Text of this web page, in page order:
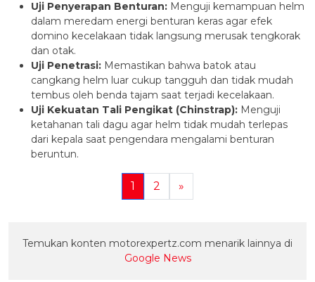
Uji Penyerapan Benturan: Menguji kemampuan helm
dalam meredam energi benturan keras agar efek
domino kecelakaan tidak langsung merusak tengkorak
dan otak.
Uji Penetrasi: Memastikan bahwa batok atau
cangkang helm luar cukup tangguh dan tidak mudah
tembus oleh benda tajam saat terjadi kecelakaan.
Uji Kekuatan Tali Pengikat (Chinstrap): Menguji
ketahanan tali dagu agar helm tidak mudah terlepas
dari kepala saat pengendara mengalami benturan
beruntun.
1 2 »
Temukan konten motorexpertz.com menarik lainnya di
Google News